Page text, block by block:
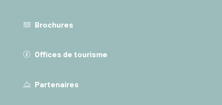
Brochures
Offices de tourisme
Partenaires